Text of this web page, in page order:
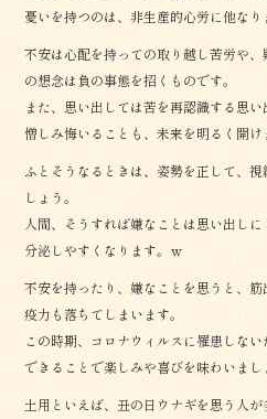
憂いを持つのは、非生産的心労に他なり
不安は心配を持っての取り越し苦労や
の想念は負の事態を招くものです。
また、思い出しては苦を再認識する思
憎しみ悔いることも、未来を明るく開け
ふとそうなるときは、姿勢を正して、
しょう。
人間、そうすれば嫌なことは思い出し
分泌しやすくなります。ｗ
不安を持ったり、嫌なことを思うと、
疫力も落ちてしまいます。
この時期、コロナウィルスに罹患しな
できることで楽しみや喜びを味わいまし
土用といえば、丑の日ウナギを思う人